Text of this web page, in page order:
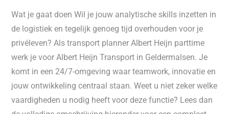
Wat je gaat doen Wil je jouw analytische skills inzetten in
de logistiek en tegelijk genoeg tijd overhouden voor je
privéleven? Als transport planner Albert Heijn parttime
werk je voor Albert Heijn Transport in Geldermalsen. Je
komt in een 24/7-omgeving waar teamwork, innovatie en
jouw ontwikkeling centraal staan. Weet u niet zeker welke
vaardigheden u nodig heeft voor deze functie? Lees dan